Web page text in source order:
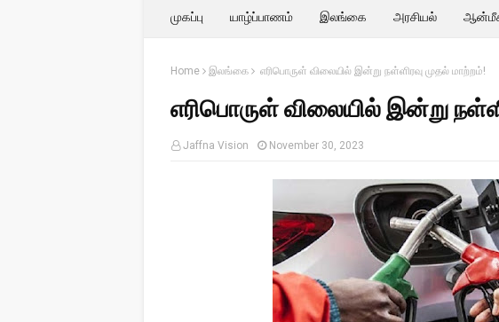
முகப்பு யாழ்ப்பாணம் இலங்கை அரசியல்
Home இலங்கை எரிபொருள் விலையில் இன்று நள்ளிரவு முதல் மாற்றம்!
எரிபொருள் விலையில் இன்று
Jaffna Vision November 30, 2023